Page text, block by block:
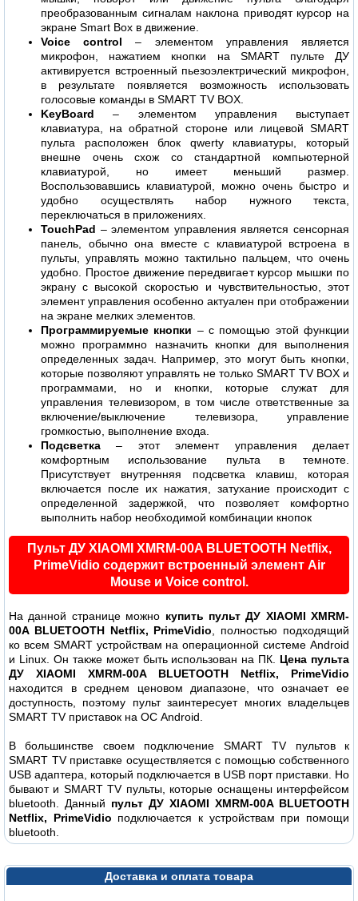
преобразованным сигналам наклона приводят курсор на
экране Smart Box в движение.
Voice control– элементом управления является
микрофон, нажатием кнопки на SMART пульте ДУ
активируется встроенный пьезоэлектрический микрофон,
в результате появляется возможность использовать
голосовые команды в SMART TV BOX.
KeyBoard – элементом управления выступает
клавиатура, на обратной стороне или лицевой SMART
пульта расположен блок qwerty клавиатуры, который
внешне очень схож со стандартной компьютерной
клавиатурой, но имеет меньший размер.
Воспользовавшись клавиатурой, можно очень быстро и
удобно осуществлять набор нужного текста,
переключаться в приложениях.
TouchPad – элементом управления является сенсорная
панель, обычно она вместе с клавиатурой встроена в
пульты, управлять можно тактильно пальцем, что очень
удобно. Простое движение передвигает курсор мышки по
экрану с высокой скоростью и чувствительностью, этот
элемент управления особенно актуален при отображении
на экране мелких элементов.
Программируемые кнопки – с помощью этой функции
можно программно назначить кнопки для выполнения
определенных задач. Например, это могут быть кнопки,
которые позволяют управлять не только SMART TV BOX и
программами, но и кнопки, которые служат для
управления телевизором, в том числе ответственные за
включение/выключение телевизора, управление
громкостью, выполнение входа.
Подсветка– этот элемент управления делает
комфортным использование пульта в темноте.
Присутствует внутренняя подсветка клавиш, которая
включается после их нажатия, затухание происходит с
определенной задержкой, что позволяет комфортно
выполнить набор необходимой комбинации кнопок
Пульт ДУ XIAOMI XMRM-00A BLUETOOTH Netflix,
PrimeVidio содержит встроенный элемент Air
Mouse и Voice control.
На данной странице можно купить пульт ДУ XIAOMI XMRM-
00A BLUETOOTH Netflix, PrimeVidio, полностью подходящий
ко всем SMART устройствам на операционной системе Android
и Linux. Он также может быть использован на ПК. Цена пульта
ДУ XIAOMI XMRM-00A BLUETOOTH Netflix, PrimeVidio
находится в среднем ценовом диапазоне, что означает ее
доступность, поэтому пульт заинтересует многих владельцев
SMART TV приставок на ОС Android.
В большинстве своем подключение SMART TV пультов к
SMART TV приставке осуществляется с помощью собственного
USB адаптера, который подключается в USB порт приставки. Но
бывают и SMART TV пульты, которые оснащены интерфейсом
bluetooth. Данный пульт ДУ XIAOMI XMRM-00A BLUETOOTH
Netflix, PrimeVidio подключается к устройствам при помощи
bluetooth.
Доставка и оплата товара